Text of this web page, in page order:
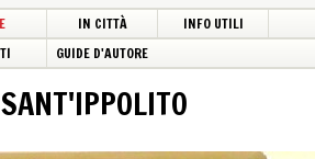
IN CITTÀ
INFO UTILI
GUIDE D'AUTORE